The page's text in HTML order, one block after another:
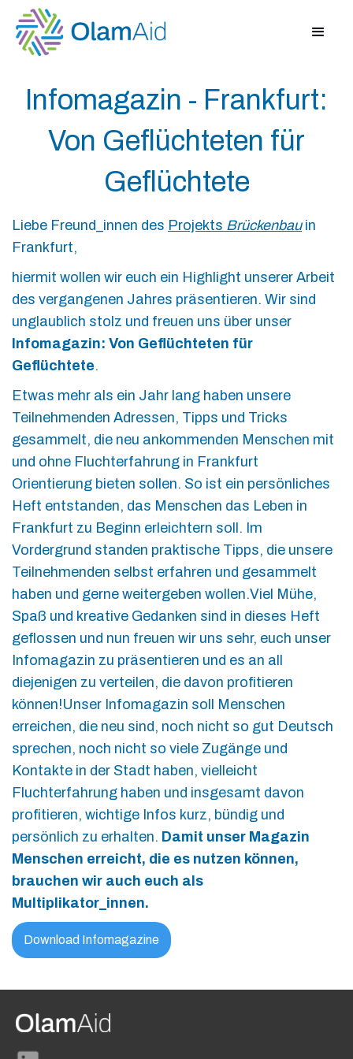
Infomagazin - Frankfurt:
Von Geflüchteten für
Geflüchtete
Liebe Freund_innen des Projekts Brückenbauin
Frankfurt,
hiermit wollen wir euch ein Highlight unserer Arbeit
des vergangenen Jahres präsentieren. Wir sind
unglaublich stolz und freuen uns über unser
Infomagazin: Von Geflüchteten für
Geflüchtete.
Etwas mehr als ein Jahr lang haben unsere
Teilnehmenden Adressen, Tipps und Tricks
gesammelt, die neu ankommenden Menschen mit
und ohne Fluchterfahrung in Frankfurt
Orientierung bieten sollen. So ist ein persönliches
Heft entstanden, das Menschen das Leben in
Frankfurt zu Beginn erleichtern soll. Im
Vordergrund standen praktische Tipps, die unsere
Teilnehmenden selbst erfahren und gesammelt
haben und gerne weitergeben wollen.Viel Mühe,
Spaß und kreative Gedanken sind in dieses Heft
geflossen und nun freuen wir uns sehr, euch unser
Infomagazin zu präsentieren und es an all
diejenigen zu verteilen, die davon profitieren
können!Unser Infomagazin soll Menschen
erreichen, die neu sind, noch nicht so gut Deutsch
sprechen, noch nicht so viele Zugänge und
Kontakte in der Stadt haben, vielleicht
Fluchterfahrung haben und insgesamt davon
profitieren, wichtige Infos kurz, bündig und
persönlich zu erhalten. Damit unser Magazin
Menschen erreicht, die es nutzen können,
brauchen wir auch euch als
Multiplikator_innen.
Download Infomagazine